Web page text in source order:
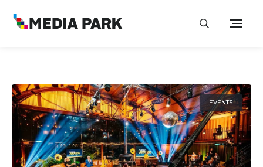
EVENTS